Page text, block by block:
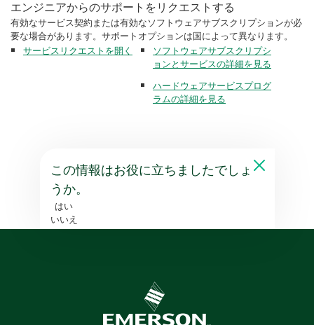
エンジニアからのサポートをリクエストする
有効なサービス契約または有効なソフトウェアサブスクリプションが必
要な場合があります。サポートオプションは国によって異なります。
サービスリクエストを開く
ソフトウェアサブスクリプシ
ョンとサービスの詳細を見る
ハードウェアサービスプログ
ラムの詳細を見る
この情報はお役に立ちましたでしょ
うか。
はい
いいえ